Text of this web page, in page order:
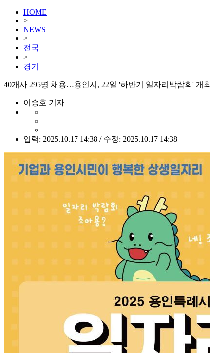
HOME
>
NEWS
>
전국
>
경기
40개사 295명 채용…용인시, 22일 '하반기 일자리박람회' 개최
이승호 기자
입력: 2025.10.17 14:38 / 수정: 2025.10.17 14:38